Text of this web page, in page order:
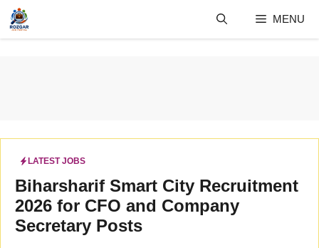
Skip
content
MENU
LATEST JOBS
Biharsharif Smart City Recruitment
2026 for CFO and Company
Secretary Posts